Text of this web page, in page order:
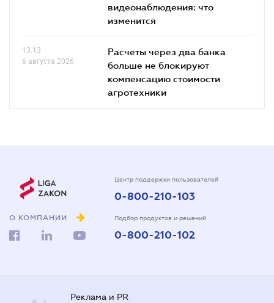
видеонаблюдения: что
изменится
13.13
6 августа 2026
Расчеты через два банка
больше не блокируют
компенсацию стоимости
агротехники
О КОМПАНИИ
Центр поддержки пользователей
0-800-210-103
Подбор продуктов и решений
0-800-210-102
Реклама и PR